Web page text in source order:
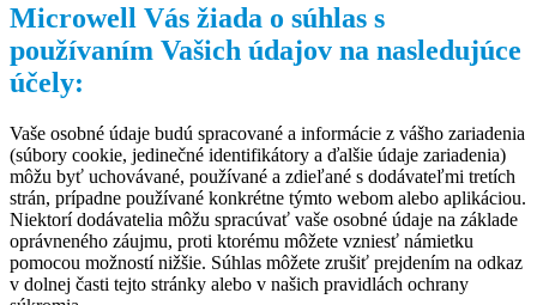
Microwell Vás žiada o súhlas s
používaním Vašich údajov na nasledujúce
účely:
Vaše osobné údaje budú spracované a informácie z vášho zariadenia
(súbory cookie, jedinečné identifikátory a ďalšie údaje zariadenia)
môžu byť uchovávané, používané a zdieľané s dodávateľmi tretích
strán, prípadne používané konkrétne týmto webom alebo aplikáciou.
Niektorí dodávatelia môžu spracúvať vaše osobné údaje na základe
oprávneného záujmu, proti ktorému môžete vzniesť námietku
pomocou možností nižšie. Súhlas môžete zrušiť prejdením na odkaz
v dolnej časti tejto stránky alebo v našich pravidlách ochrany